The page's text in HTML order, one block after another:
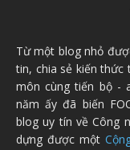
Từ một blog nhỏ
tin, chia sẻ kiến thức
môn cùng tiến bộ -
năm ấy đã biến
blog uy tín về Công
dựng được một